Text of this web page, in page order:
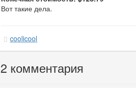
Вот такие дела.
coolicool
2 комментария